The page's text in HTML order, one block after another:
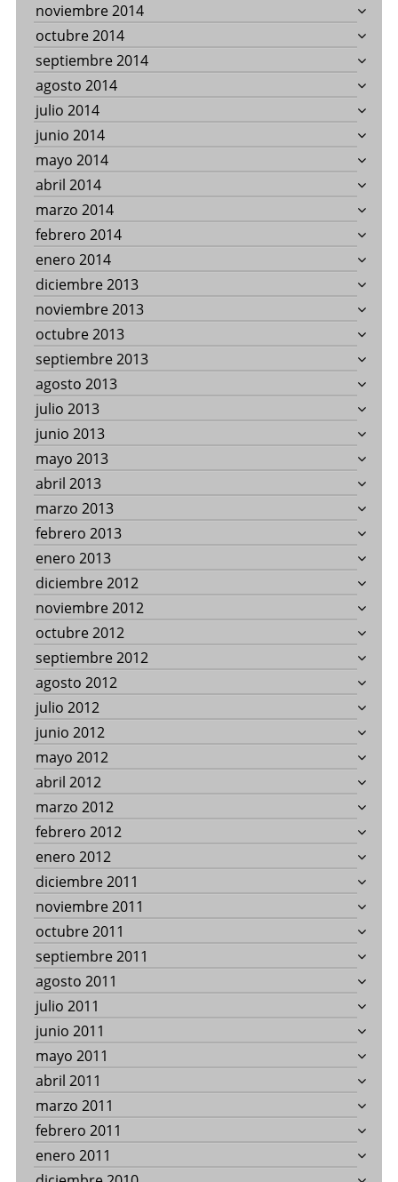
noviembre 2014
octubre 2014
septiembre 2014
agosto 2014
julio 2014
junio 2014
mayo 2014
abril 2014
marzo 2014
febrero 2014
enero 2014
diciembre 2013
noviembre 2013
octubre 2013
septiembre 2013
agosto 2013
julio 2013
junio 2013
mayo 2013
abril 2013
marzo 2013
febrero 2013
enero 2013
diciembre 2012
noviembre 2012
octubre 2012
septiembre 2012
agosto 2012
julio 2012
junio 2012
mayo 2012
abril 2012
marzo 2012
febrero 2012
enero 2012
diciembre 2011
noviembre 2011
octubre 2011
septiembre 2011
agosto 2011
julio 2011
junio 2011
mayo 2011
abril 2011
marzo 2011
febrero 2011
enero 2011